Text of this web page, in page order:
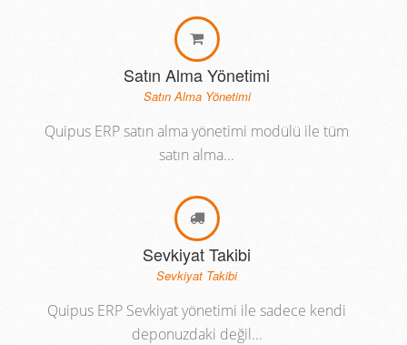
Satın Alma Yönetimi
Satın Alma Yönetimi
Quipus ERP satın alma yönetimi modülü ile tüm
satın alma...
Sevkiyat Takibi
Sevkiyat Takibi
Quipus ERP Sevkiyat yönetimi ile sadece kendi
deponuzdaki değil...